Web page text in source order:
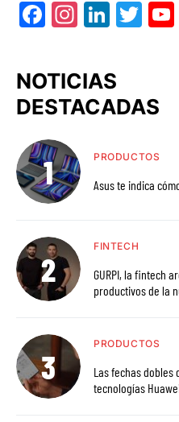
Facebook
Instagram
LinkedIn
NOTICIAS
DESTACADAS
PRODUCTOS
Asus te indica
FINTECH
GURPI, la fintech argentina, habilita
productivos de la
PRODUCTOS
Las fechas dobles
tecnologías